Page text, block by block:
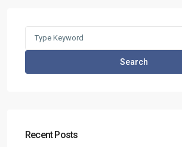
Search
Recent Posts